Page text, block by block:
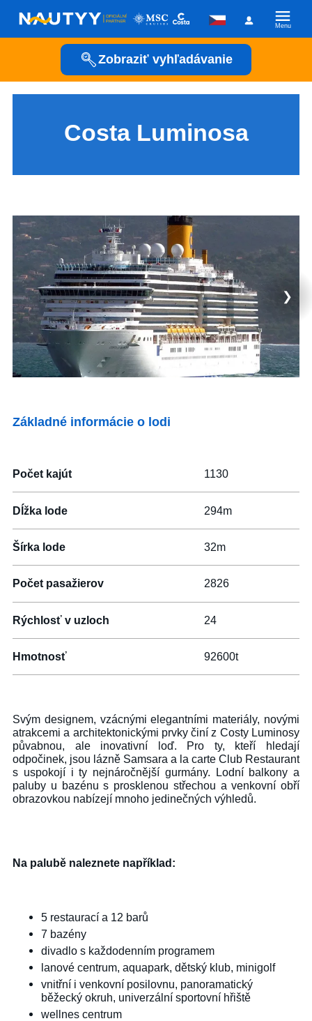
Menu
Zobraziť vyhľadávanie
Posádka
Plavební společnost
Ktorákoľvek
S delegátom
Akčné plavby
Pokročilé filtrování
Reset filtrů
Costa Luminosa
❯
Základné informácie o lodi
Počet kajút 1130
Dĺžka lode 294m
Šírka lode 32m
Počet pasažierov 2826
Rýchlosť v uzloch 24
Hmotnosť 92600t
Svým designem, vzácnými elegantními materiály, novými
atrakcemi a architektonickými prvky činí z Costy Luminosy
půvabnou, ale inovativní loď. Pro ty, kteří hledají
odpočinek, jsou lázně Samsara a la carte Club Restaurant
s uspokojí i ty nejnáročnější gurmány. Lodní balkony a
paluby u bazénu s prosklenou střechou a venkovní obří
obrazovkou nabízejí mnoho jedinečných výhledů.
Na palubě naleznete například:
5 restaurací a 12 barů
7 bazény
divadlo s každodenním programem
lanové centrum, aquapark, dětský klub, minigolf
vnitřní i venkovní posilovnu, panoramatický
běžecký okruh, univerzální sportovní hřiště
wellnes centrum